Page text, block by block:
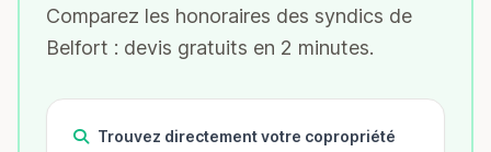
Comparez les honoraires des syndics de
Belfort : devis gratuits en 2 minutes.
Trouvez directement votre copropriété